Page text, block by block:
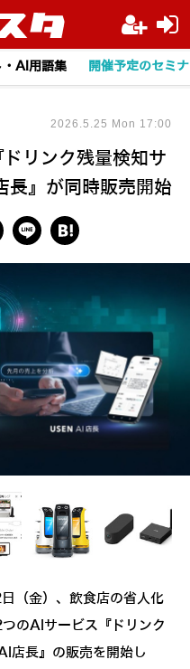
・AI用語集 開催予定のセミ
リンク残量検知サ
』が同時販売開始
2026.5.25 Mon 17:00
（金）、飲食店の省人化
のAIサービス『ドリンク
店長』の販売を開始し